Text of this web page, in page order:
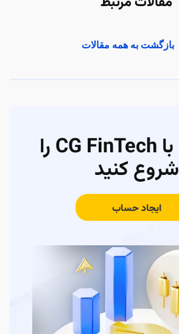
بازگشت به همه مقالات
معامله با CG FinTech را
شروع کنید
ایجاد حساب